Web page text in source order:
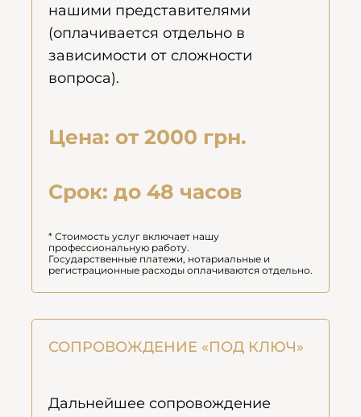
нашими представителями
(оплачивается отдельно в
зависимости от сложности
вопроса).
Цена: от 2000 грн.
Срок: до 48 часов
* Стоимость услуг включает нашу
профессиональную работу.
Государственные платежи, нотариальные и
регистрационные расходы оплачиваются отдельно.
СОПРОВОЖДЕНИЕ «ПОД КЛЮЧ»
Дальнейшее сопровождение